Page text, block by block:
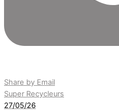
Share by Email
Super Recycleurs
27/05/26